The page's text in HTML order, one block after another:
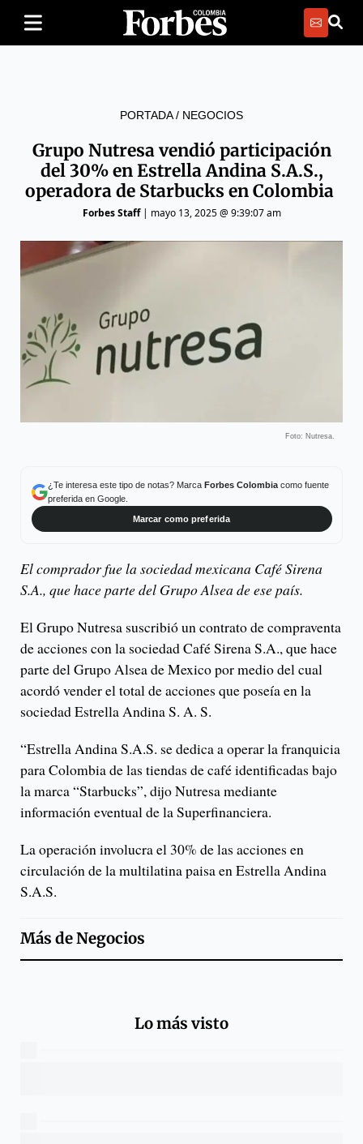
PORTADA/ NEGOCIOS
Grupo Nutresa vendió participación
del 30% en Estrella Andina S.A.S.,
operadora de Starbucks en Colombia
Forbes Staff| mayo 13, 2025 @ 9:39:07 am
Foto: Nutresa.
¿Te interesa este tipo de notas? Marca Forbes Colombiacomo fuente
preferida en Google.
Marcar como preferida
El comprador fue la sociedad mexicana Café Sirena
S.A., que hace parte del Grupo Alsea de ese país.
El Grupo Nutresa suscribió un contrato de compraventa
de acciones con la sociedad Café Sirena S.A., que hace
parte del Grupo Alsea de Mexico por medio del cual
acordó vender el total de acciones que poseía en la
sociedad Estrella Andina S. A. S.
“Estrella Andina S.A.S. se dedica a operar la franquicia
para Colombia de las tiendas de café identificadas bajo
la marca “Starbucks”, dijo Nutresa mediante
información eventual de la Superfinanciera.
La operación involucra el 30% de las acciones en
circulación de la multilatina paisa en Estrella Andina
S.A.S.
Más deNegocios
Lo más visto